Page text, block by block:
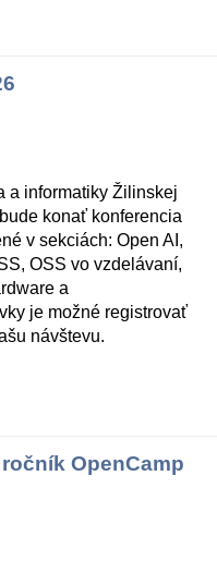
a informatiky Žilinskej
konať konferencia
v sekciách: Open AI,
OSS vo vzdelávaní,
a
je možné registrovať
návštevu.
OpenCamp